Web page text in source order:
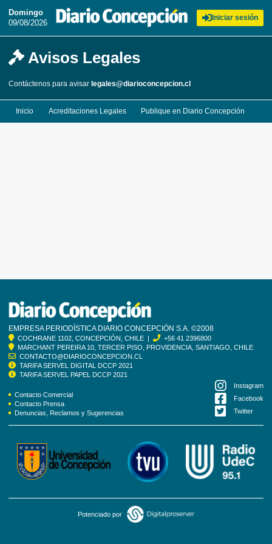
Domingo
09/08/2026
Iniciar sesión
Avisos Legales
Contáctenos para avisar legales@diarioconcepcion.cl
Inicio Acreditaciones Legales Publique en Diario Concepción
EMPRESA PERIODÍSTICA DIARIO CONCEPCIÓN S.A. ©2008
COCHRANE 1102, CONCEPCIÓN, CHILE |
+56 41 2396800
MARCHANT PEREIRA 10, TERCER PISO, PROVIDENCIA, SANTIAGO, CHILE
CONTACTO@DIARIOCONCEPCION.CL
TARIFA SERVEL DIGITAL DCCP 2021
TARIFA SERVEL PAPEL DCCP 2021
Contacto Comercial
Contacto Prensa
Denuncias, Reclamos y Sugerencias
Instagram
Facebook
Twitter
Potenciado por